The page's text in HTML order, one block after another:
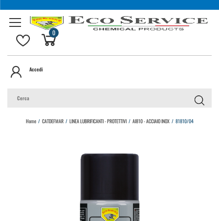
Accedi
0
Home/ CATDEFMAR/ LINEA LUBRIFICANTI - PROTETTIVI/ AI810 - ACCIAIO INOX/ 81810/04